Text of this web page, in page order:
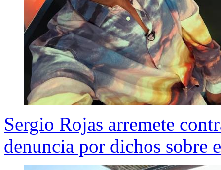
Sergio Rojas arremete
denuncia por dichos sobre